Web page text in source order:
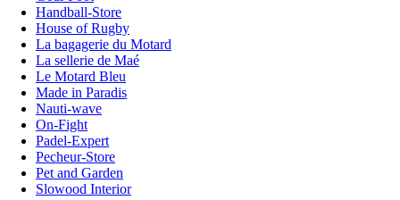
Handball-Store
House of Rugby
La bagagerie du Motard
La sellerie de Maé
Le Motard Bleu
Made in Paradis
Nauti-wave
On-Fight
Padel-Expert
Pecheur-Store
Pet and Garden
Slowood Interior